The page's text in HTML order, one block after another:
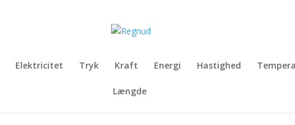
Elektricitet Tryk Kraft Energi Hastighed
Længde